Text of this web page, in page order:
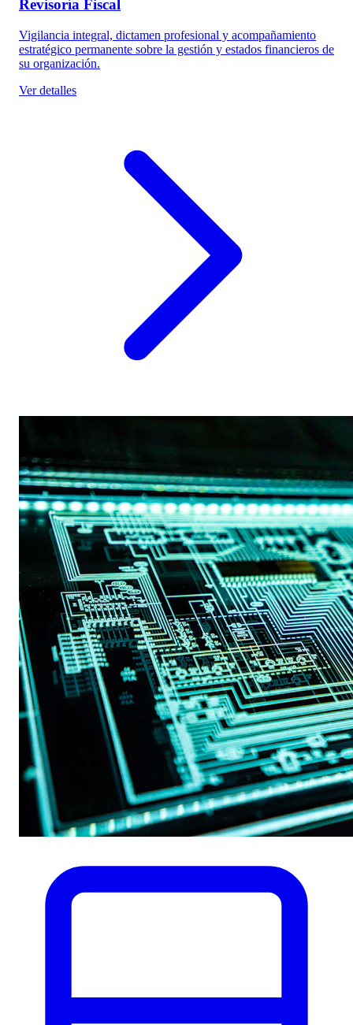
Revisoría Fiscal
Vigilancia integral, dictamen profesional y acompañamiento
estratégico permanente sobre la gestión y estados financieros de
su organización.
Ver detalles